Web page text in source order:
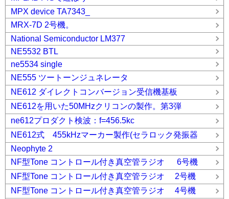
MPX device TA7343_
MRX-7D 2号機。
National Semiconductor LM377
NE5532 BTL
ne5534 single
NE555 ツートーンジュネレータ
NE612 ダイレクトコンバージョン受信機基板
NE612を用いた50MHzクリコンの製作。第3弾
ne612プロダクト検波：f=456.5kc
NE612式 455kHzマーカー製作(セラロック発振器
Neophyte 2
NF型Tone コントロール付き真空管ラジオ 6号機
NF型Tone コントロール付き真空管ラジオ 2号機
NF型Tone コントロール付き真空管ラジオ 4号機